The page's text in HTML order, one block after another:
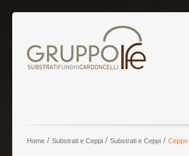
Home / Substrati e Ceppi / Substrati e Ceppi / Ceppo